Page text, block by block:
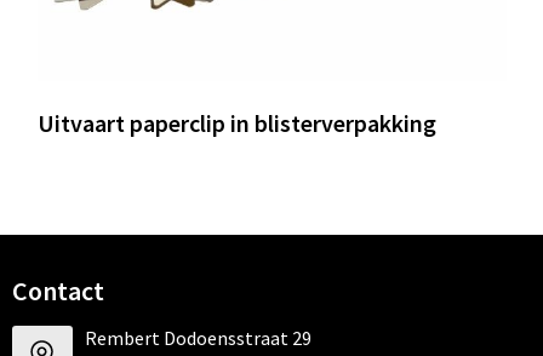
Uitvaart paperclip in blisterverpakking
Contact
Rembert Dodoensstraat 29